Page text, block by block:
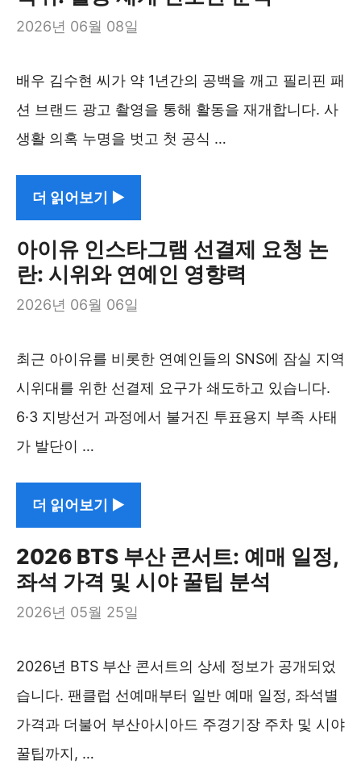
2026년 06월 08일
배우 김수현 씨가 약 1년간의 공백을 깨고 필리핀 패
션 브랜드 광고 촬영을 통해 활동을 재개합니다. 사
생활 의혹 누명을 벗고 첫 공식 …
더 읽어보기 ▶︎
아이유 인스타그램 선결제 요청 논
란: 시위와 연예인 영향력
2026년 06월 06일
최근 아이유를 비롯한 연예인들의 SNS에 잠실 지역
시위대를 위한 선결제 요구가 쇄도하고 있습니다.
6·3 지방선거 과정에서 불거진 투표용지 부족 사태
가 발단이 …
더 읽어보기 ▶︎
2026 BTS 부산 콘서트: 예매 일정,
좌석 가격 및 시야 꿀팁 분석
2026년 05월 25일
2026년 BTS 부산 콘서트의 상세 정보가 공개되었
습니다. 팬클럽 선예매부터 일반 예매 일정, 좌석별
가격과 더불어 부산아시아드 주경기장 주차 및 시야
꿀팁까지, …